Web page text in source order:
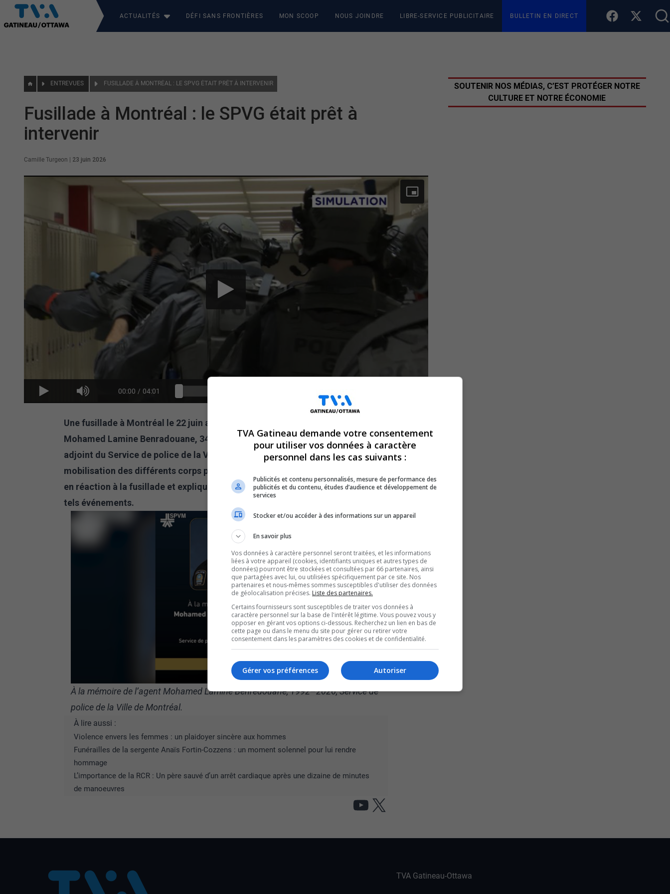
ACTUALITÉS DÉFI SANS FRONTIÈRES MON SCOOP NOUS JOINDRE LIBRE-SERVICE PUBLICITAIRE BULLETIN EN DIRECT
ENTREVUES FUSILLADE À MONTRÉAL : LE SPVG ÉTAIT PRÊT À INTERVENIR
Fusillade à Montréal : le SPVG était prêt à
intervenir
Camille Turgeon 23 juin 2026
00:00 / 04:01
Une fusillade à Montréal le 22 juin a fait trois morts, dont l’agent du SPVM
Mohamed Lamine Benradouane, 34 ans. Voyez une entrevue avec le directeur
adjoint du Service de police de la Ville de Gatineau, qui raconte la
mobilisation des différents corps policiers dans la province et même à Ottawa
en réaction à la fusillade et explique la manière dont le SPVG se prépare à de
tels événements.
À la mémoire de l’agent Mohamed Lamine Benredouane, 1992–2026, Service de
police de la Ville de Montréal.
À lire aussi :
Violence envers les femmes : un plaidoyer sincère aux hommes
Funérailles de la sergente Anaïs Fortin-Cozzens : un moment solennel pour lui rendre
hommage
L’importance de la RCR : Un père sauvé d’un arrêt cardiaque après une dizaine de minutes
de manoeuvres
YouTube
X
SOUTENIR NOS MÉDIAS, C’EST PROTÉGER NOTRE
CULTURE ET NOTRE ÉCONOMIE
TVA Gatineau-Ottawa
TVA Gatineau demande votre consentement
pour utiliser vos données à caractère
personnel dans les cas suivants :
Publicités et contenu personnalisés, mesure de performance des
publicités et du contenu, études d’audience et développement de
services
Stocker et/ou accéder à des informations sur un appareil
En savoir plus
Vos données à caractère personnel seront traitées, et les informations
liées à votre appareil (cookies, identifiants uniques et autres types de
données) pourront être stockées et consultées par 66 partenaires, ainsi
que partagées avec lui, ou utilisées spécifiquement par ce site. Nos
partenaires et nous-mêmes sommes susceptibles d'utiliser des données
de géolocalisation précises. Liste des partenaires.
Certains fournisseurs sont susceptibles de traiter vos données à
caractère personnel sur la base de l'intérêt légitime. Vous pouvez vous y
opposer en gérant vos options ci-dessous. Recherchez un lien en bas de
cette page ou dans le menu du site pour gérer ou retirer votre
consentement dans les paramètres des cookies et de confidentialité.
Autoriser
Gérer vos préférences